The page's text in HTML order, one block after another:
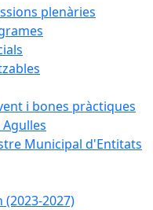
plenàries
i bones pràctiques
Municipal d'Entitats
2027)